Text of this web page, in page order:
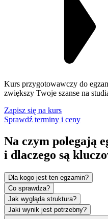
Kurs przygotowawczy do
zwiększy Twoje szanse na
Zapisz się na kurs
Sprawdź terminy i ceny
Na czym polegają
i dlaczego są
Dla kogo jest ten egzamin?
Co sprawdza?
Jak wygląda struktura?
Jaki wynik jest potrzebny?